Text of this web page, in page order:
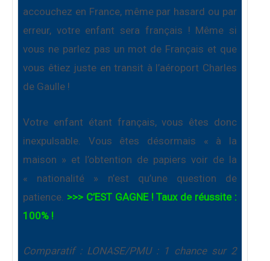
accouchez en France, même par hasard ou par
erreur, votre enfant sera français ! Même si
vous ne parlez pas un mot de Français et que
vous êtiez juste en transit à l’aéroport Charles
de Gaulle !
Votre enfant étant français, vous êtes donc
inexpulsable. Vous êtes désormais « à la
maison » et l’obtention de papiers voir de la
« nationalité » n’est qu’une question de
patience. >>> C’EST GAGNE ! Taux de réussite :
100% !
Comparatif : LONASE/PMU : 1 chance sur 2